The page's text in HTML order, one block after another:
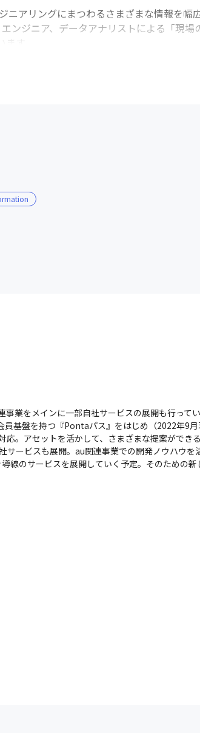
ニアリングにまつわるさまざまな情報を幅
ンジニア、データアナリストによる「現
す
しい価値体験サービスの創出が求められ
、会社としても働く環境を整えていく方針
です
得率、育児休暇復帰率共に100%です
ントなどの外部研修に参加できる機会があ
業をメインに一部自社サービスの展開も行ってい
基盤を持つ『Pontaパス』をはじめ（2022年9
。アセットを活かして、さまざまな提案ができる
ービスも展開。au関連事業での開発ノウハウを
線のサービスを展開していく予定。そのための